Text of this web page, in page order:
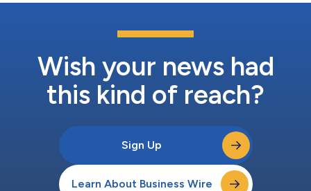
Wish your news had
this kind of reach?
Sign Up
Learn About Business Wire